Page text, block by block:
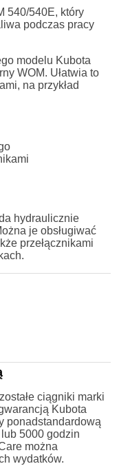
540/540E, który
podczas pracy
modelu Kubota
WOM. Ułatwia to
na przykład
hydraulicznie
je obsługiwać
przełącznikami
ciągniki marki
Kubota
ponadstandardową
5000 godzin
można
wydatków.